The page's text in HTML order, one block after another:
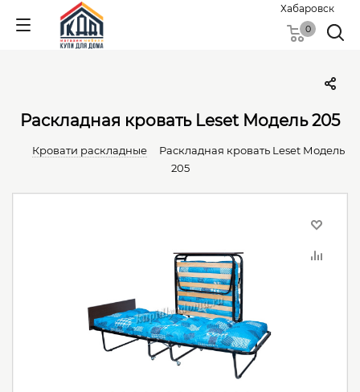
Хабаровск
0
Раскладная кровать Leset Модель 205
Кровати раскладные
Раскладная кровать Leset Модель
205